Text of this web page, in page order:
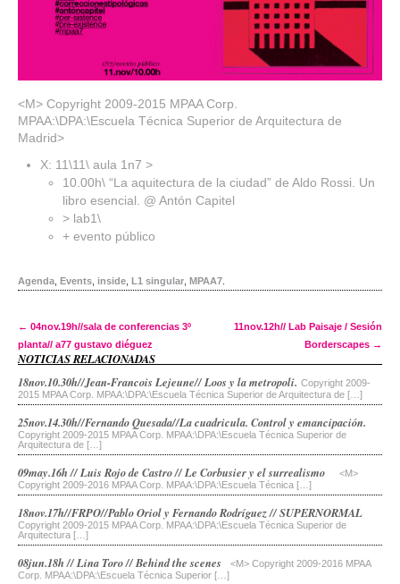
<M> Copyright 2009-2015 MPAA Corp.
MPAA:\DPA:\Escuela Técnica Superior de Arquitectura de
Madrid>
X: 11\11\ aula 1n7 >
10.00h\ “La aquitectura de la ciudad” de Aldo Rossi. Un
libro esencial. @ Antón Capitel
> lab1\
+ evento público
Agenda Events inside L1 singular MPAA7
Post navigation
← 04nov.19h//sala de conferencias 3º
planta// a77 gustavo diéguez
11nov.12h// Lab Paisaje / Sesión
Borderscapes →
NOTICIAS RELACIONADAS
18nov.10.30h//Jean-Francois Lejeune// Loos y la metropoli. Copyright 2009-
2015 MPAA Corp. MPAA:\DPA:\Escuela Técnica Superior de Arquitectura de […]
25nov.14.30h//Fernando Quesada//La cuadricula. Control y emancipación.
Copyright 2009-2015 MPAA Corp. MPAA:\DPA:\Escuela Técnica Superior de
Arquitectura de […]
09may.16h // Luis Rojo de Castro // Le Corbusier y el surrealismo
<M>
Copyright 2009-2016 MPAA Corp. MPAA:\DPA:\Escuela Técnica […]
18nov.17h//FRPO//Pablo Oriol y Fernando Rodríguez // SUPERNORMAL
Copyright 2009-2015 MPAA Corp. MPAA:\DPA:\Escuela Técnica Superior de
Arquitectura […]
08jun.18h // Lina Toro // Behind the scenes
<M> Copyright 2009-2016 MPAA
Corp. MPAA:\DPA:\Escuela Técnica Superior […]